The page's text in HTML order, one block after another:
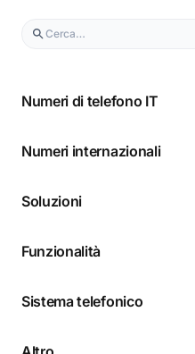
Numeri di telefono IT
Numeri internazionali
Soluzioni
Funzionalità
Sistema telefonico